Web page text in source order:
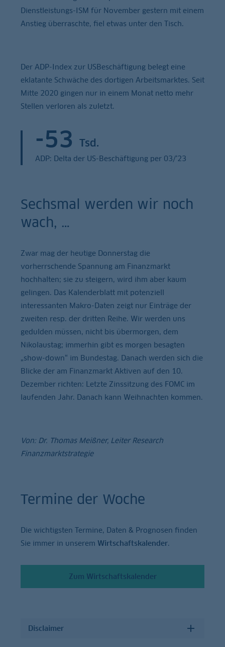
Dienstleistungs-ISM für November gestern mit einem
Anstieg überraschte, fiel etwas unter den Tisch.
Der ADP-Index zur USBeschäftigung belegt eine
eklatante Schwäche des dortigen Arbeitsmarktes. Seit
Mitte 2020 gingen nur in einem Monat netto mehr
Stellen verloren als zuletzt.
-53 Tsd.
ADP: Delta der US-Beschäftigung per 03/‘23
Sechsmal werden wir noch
wach, …
Zwar mag der heutige Donnerstag die
vorherrschende Spannung am Finanzmarkt
hochhalten; sie zu steigern, wird ihm aber kaum
gelingen. Das Kalenderblatt mit potenziell
interessanten Makro-Daten zeigt nur Einträge der
zweiten resp. der dritten Reihe. Wir werden uns
gedulden müssen, nicht bis übermorgen, dem
Nikolaustag; immerhin gibt es morgen besagten
„show-down“ im Bundestag. Danach werden sich die
Blicke der am Finanzmarkt Aktiven auf den 10.
Dezember richten: Letzte Zinssitzung des FOMC im
laufenden Jahr. Danach kann Weihnachten kommen.
Von: Dr. Thomas Meißner, Leiter Research
Finanzmarktstrategie
Termine der Woche
Die wichtigsten Termine, Daten & Prognosen finden
Sie immer in unserem Wirtschaftskalender.
Zum Wirtschaftskalender
Disclaimer